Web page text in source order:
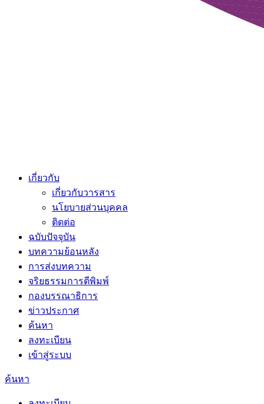
เกี่ยวกับ
เกี่ยวกับวารสาร
นโยบายส่วนบุคคล
ติดต่อ
ฉบับปัจจุบัน
บทความย้อนหลัง
การส่งบทความ
จริยธรรมการตีพิมพ์
กองบรรณาธิการ
ข่าวประกาศ
ค้นหา
ลงทะเบียน
เข้าสู่ระบบ
ค้นหา